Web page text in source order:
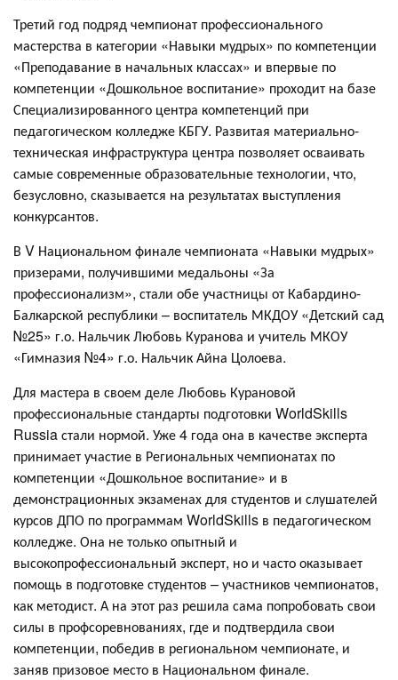
Третий год подряд чемпионат профессионального
мастерства в категории «Навыки мудрых» по компетенции
«Преподавание в начальных классах» и впервые по
компетенции «Дошкольное воспитание» проходит на базе
Специализированного центра компетенций при
педагогическом колледже КБГУ. Развитая материально-
техническая инфраструктура центра позволяет осваивать
самые современные образовательные технологии, что,
безусловно, сказывается на результатах выступления
конкурсантов.
В V Национальном финале чемпионата «Навыки мудрых»
призерами, получившими медальоны «За
профессионализм», стали обе участницы от Кабардино-
Балкарской республики – воспитатель МКДОУ «Детский сад
№25» г.о. Нальчик Любовь Куранова и учитель МКОУ
«Гимназия №4» г.о. Нальчик Айна Цолоева.
Для мастера в своем деле Любовь Курановой
профессиональные стандарты подготовки WorldSkills
Russia стали нормой. Уже 4 года она в качестве эксперта
принимает участие в Региональных чемпионатах по
компетенции «Дошкольное воспитание» и в
демонстрационных экзаменах для студентов и слушателей
курсов ДПО по программам WorldSkills в педагогическом
колледже. Она не только опытный и
высокопрофессиональный эксперт, но и часто оказывает
помощь в подготовке студентов – участников чемпионатов,
как методист. А на этот раз решила сама попробовать свои
силы в профсоревнованиях, где и подтвердила свои
компетенции, победив в региональном чемпионате, и
заняв призовое место в Национальном финале.